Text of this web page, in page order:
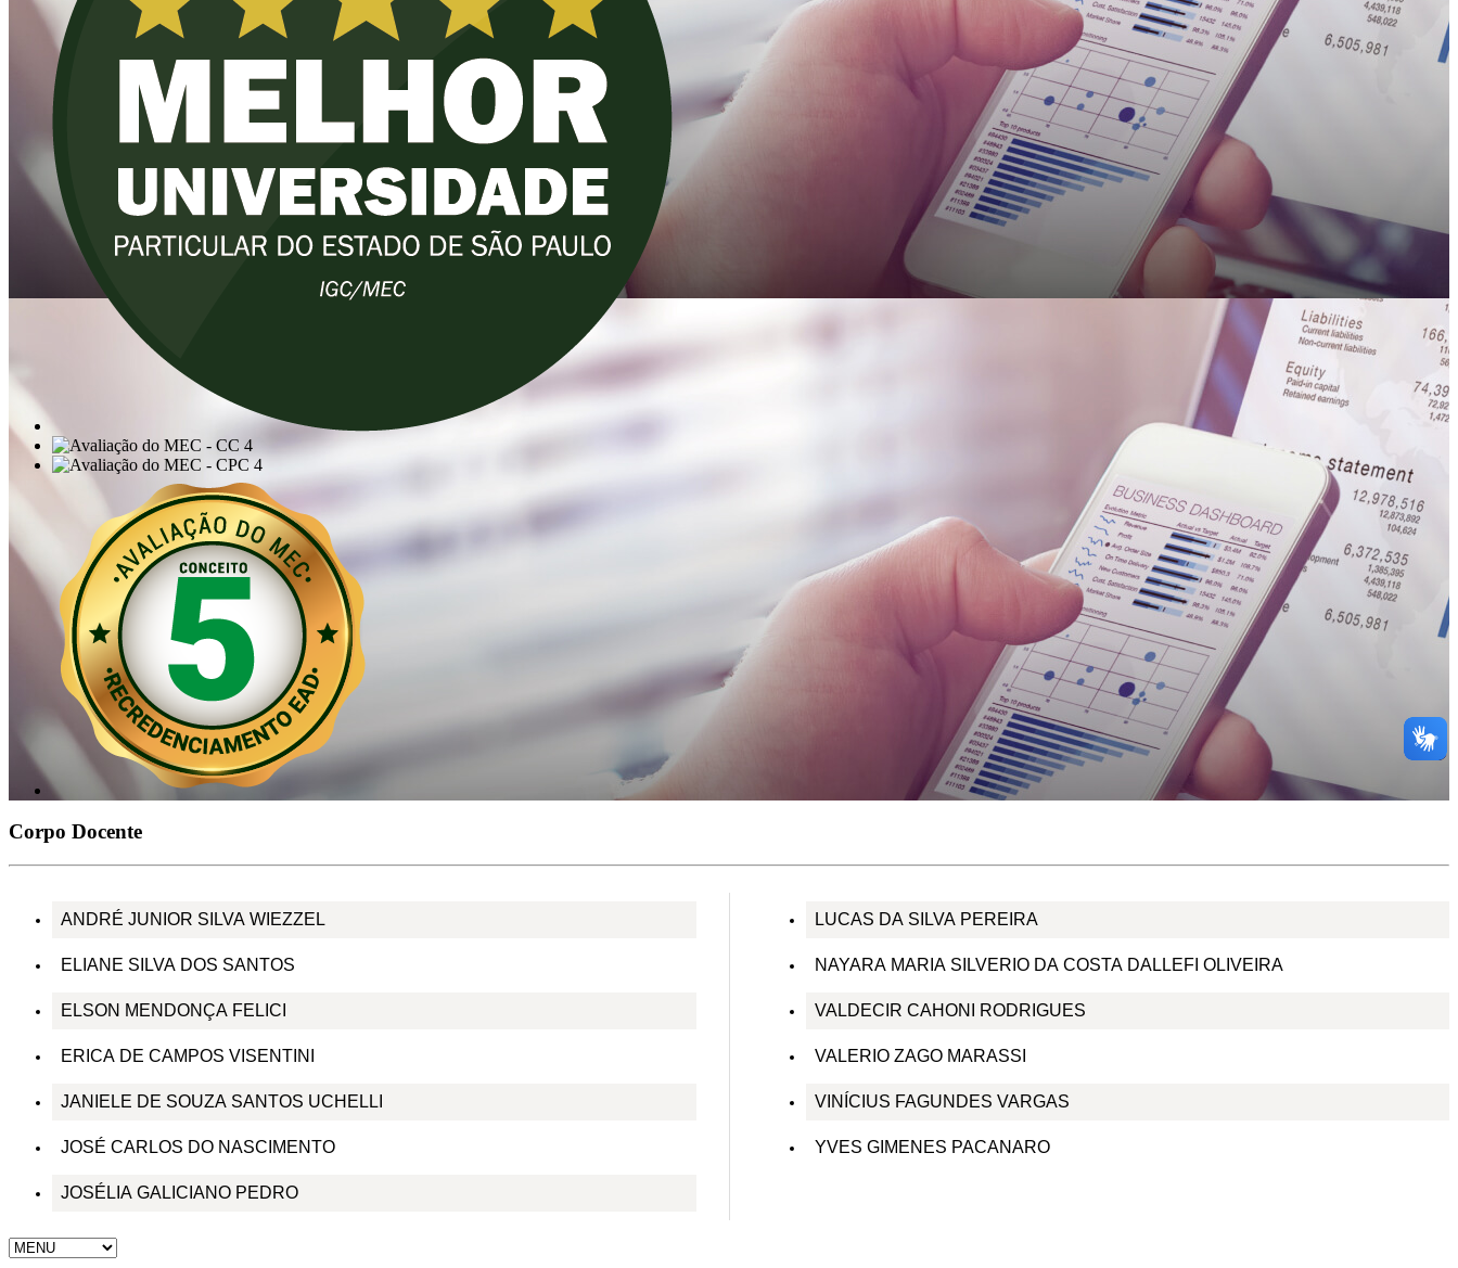
Corpo Docente
ANDRÉ JUNIOR SILVA WIEZZEL
ELIANE SILVA DOS SANTOS
ELSON MENDONÇA FELICI
ERICA DE CAMPOS VISENTINI
JANIELE DE SOUZA SANTOS UCHELLI
JOSÉ CARLOS DO NASCIMENTO
JOSÉLIA GALICIANO PEDRO
LUCAS DA SILVA PEREIRA
NAYARA MARIA SILVERIO DA COSTA DALLEFI OLIVEIRA
VALDECIR CAHONI RODRIGUES
VALERIO ZAGO MARASSI
VINÍCIUS FAGUNDES VARGAS
YVES GIMENES PACANARO